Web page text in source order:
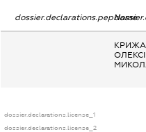
dossier.declarations.pepName
dossier.declarations.license_1
dossier.declarations.license_2